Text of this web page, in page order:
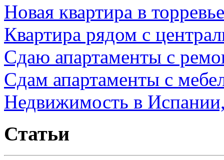
Новая квартира в
Квартира рядом с
Сдаю апартаменты с
Сдам апартаменты с
Недвижимость в
Статьи